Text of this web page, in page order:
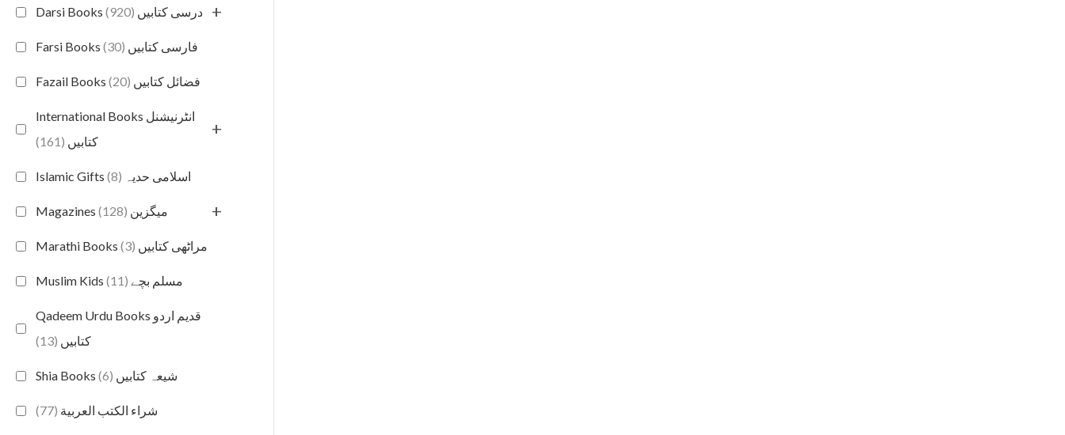
Darsi Books درسی کتابیں (920) +
Farsi Books فارسی کتابیں (30)
Fazail Books فضائل کتابیں (20)
International Books انٹرنیشنل
کتابیں (161)
+
Islamic Gifts اسلامی حدیہ (8)
Magazines میگزین (128) +
Marathi Books مراٹھی کتابیں (3)
Muslim Kids مسلم بچے (11)
Qadeem Urdu Books قدیم اردو
کتابیں (13)
Shia Books شیعہ کتابیں (6)
شراء الكتب العربية (77)